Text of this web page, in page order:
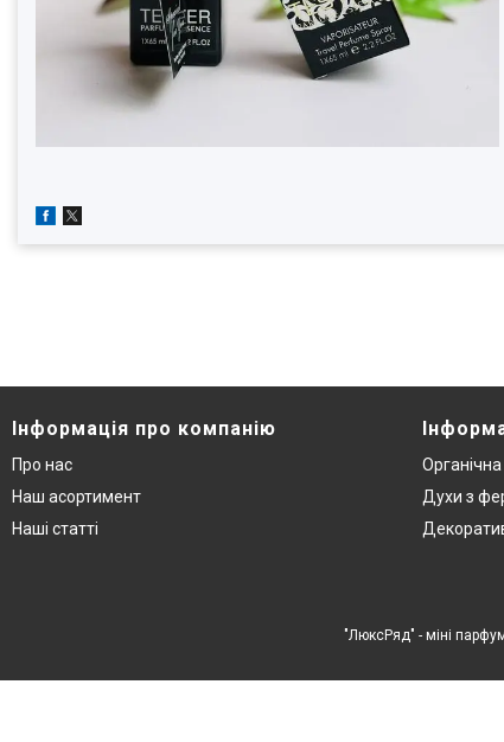
Інформація про компанію
Про нас
Наш асортимент
Наші статті
Духи з